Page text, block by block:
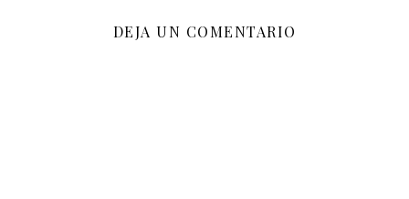
DEJA UN COMENTARIO